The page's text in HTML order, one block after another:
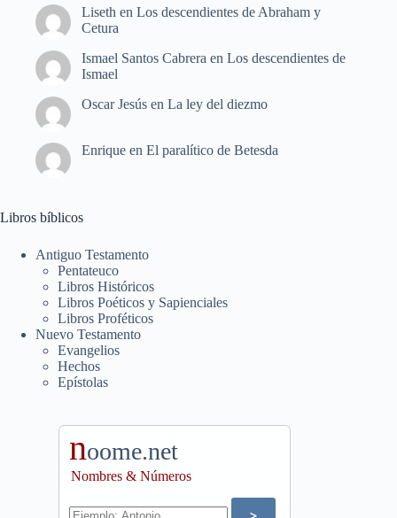
Liseth en Los descendientes de Abraham y
Cetura
Ismael Santos Cabrera en Los descendientes de
Ismael
Oscar Jesús en La ley del diezmo
Enrique en El paralítico de Betesda
Libros bíblicos
Antiguo Testamento
Pentateuco
Libros Históricos
Libros Poéticos y Sapienciales
Libros Proféticos
Nuevo Testamento
Evangelios
Hechos
Epístolas
noome.net
Nombres & Números